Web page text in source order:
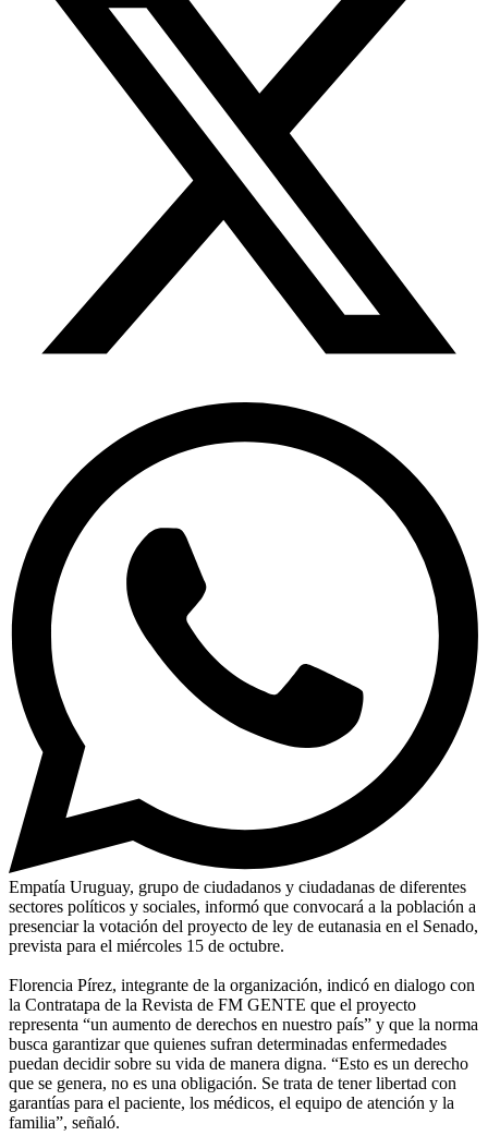
Empatía Uruguay, grupo de ciudadanos y ciudadanas de diferentes
sectores políticos y sociales, informó que convocará a la población a
presenciar la votación del proyecto de ley de eutanasia en el Senado,
prevista para el miércoles 15 de octubre.
Florencia Pírez, integrante de la organización, indicó en dialogo con
la Contratapa de la Revista de FM GENTE que el proyecto
representa “un aumento de derechos en nuestro país” y que la norma
busca garantizar que quienes sufran determinadas enfermedades
puedan decidir sobre su vida de manera digna. “Esto es un derecho
que se genera, no es una obligación. Se trata de tener libertad con
garantías para el paciente, los médicos, el equipo de atención y la
familia”, señaló.